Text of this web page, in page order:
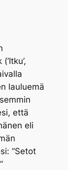
(’Itku’,
lauluemä
että
eli
”Setot